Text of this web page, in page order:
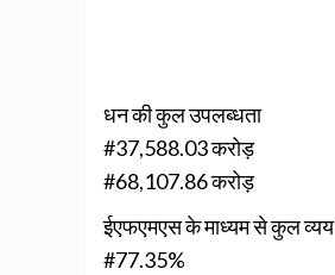
धन की कुल उपलब्धता
#37,588.03 करोड़
#68,107.86 करोड़
ईएफएमएस के माध्यम से कुल व्यय
#77.35%